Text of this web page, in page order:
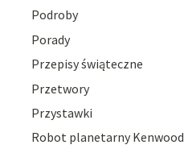
Podroby
Porady
Przepisy świąteczne
Przetwory
Przystawki
Robot planetarny Kenwood